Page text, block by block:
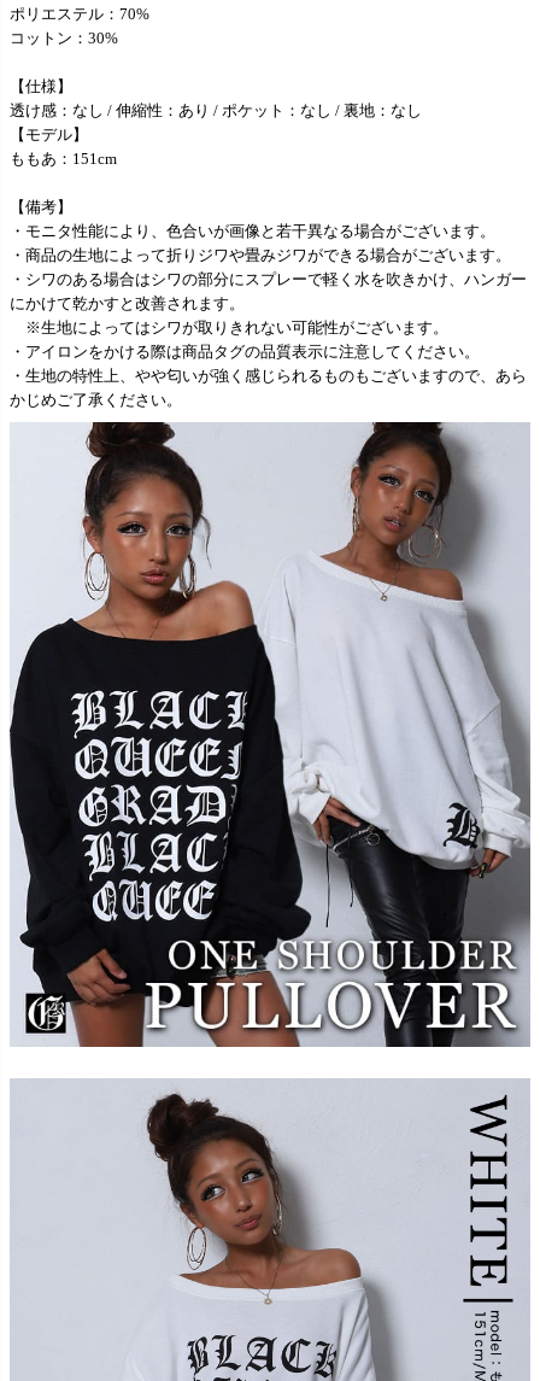
ポリエステル：70%
コットン：30%
【仕様】
透け感：なし / 伸縮性：あり / ポケット：なし / 裏地：なし
【モデル】
ももあ：151cm
【備考】
・モニタ性能により、色合いが画像と若干異なる場合がございます。
・商品の生地によって折りジワや畳みジワができる場合がございます。
・シワのある場合はシワの部分にスプレーで軽く水を吹きかけ、ハンガー
にかけて乾かすと改善されます。
※生地によってはシワが取りきれない可能性がございます。
・アイロンをかける際は商品タグの品質表示に注意してください。
・生地の特性上、やや匂いが強く感じられるものもございますので、あら
かじめご了承ください。